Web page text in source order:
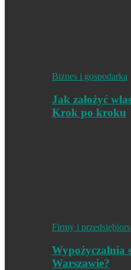
Biznes i gospodarka
Jak założyć
Krok po kroku
Firmy i
Wypożyczalnia
Warszawie?